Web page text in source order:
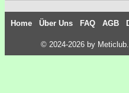
Home Über Uns FAQ AGB
© 2024-2026 by